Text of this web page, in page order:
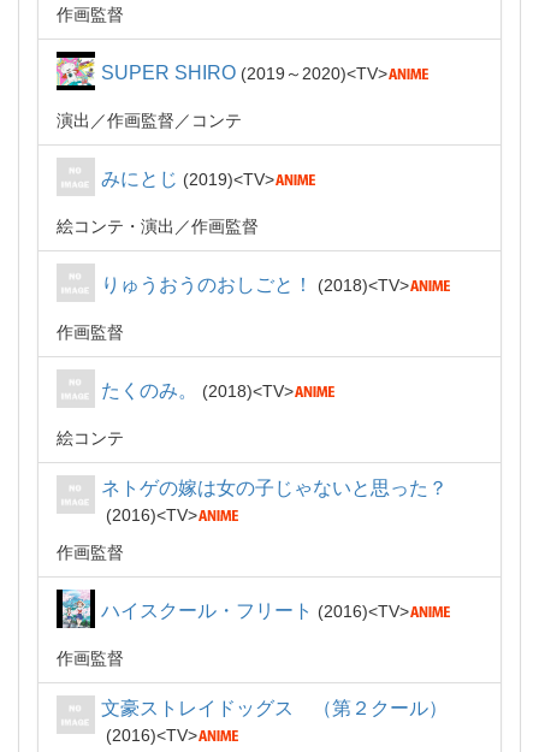
作画監督
SUPER SHIRO 2019～2020 TV
演出 作画監督 コンテ
みにとじ 2019 TV
絵コンテ・演出 作画監督
りゅうおうのおしごと！ 2018 TV
作画監督
たくのみ。 2018 TV
絵コンテ
ネトゲの嫁は女の子じゃないと思った？
2016
TV
作画監督
ハイスクール・フリート 2016 TV
作画監督
文豪ストレイドッグス （第２クール）
2016
TV